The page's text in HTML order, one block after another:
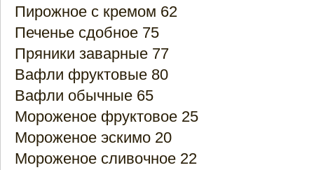
Пирожное с кремом 62
Печенье сдобное 75
Пряники заварные 77
Вафли фруктовые 80
Вафли обычные 65
Мороженое фруктовое 25
Мороженое эскимо 20
Мороженое сливочное 22